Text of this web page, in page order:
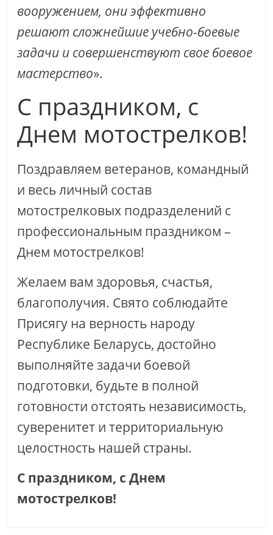
вооружением, они эффективно
решают сложнейшие учебно-боевые
задачи и совершенствуют свое боевое
мастерство».
С праздником, с
Днем мотострелков!
Поздравляем ветеранов, командный
и весь личный состав
мотострелковых подразделений с
профессиональным праздником –
Днем мотострелков!
Желаем вам здоровья, счастья,
благополучия. Свято соблюдайте
Присягу на верность народу
Республике Беларусь, достойно
выполняйте задачи боевой
подготовки, будьте в полной
готовности отстоять независимость,
суверенитет и территориальную
целостность нашей страны.
С праздником, с Днем
мотострелков!